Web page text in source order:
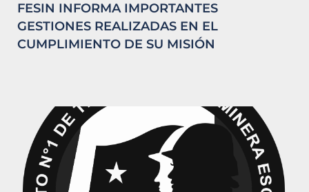
FESIN INFORMA IMPORTANTES
GESTIONES REALIZADAS EN EL
CUMPLIMIENTO DE SU MISIÓN